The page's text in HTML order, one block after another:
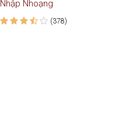
Nhập Nhoạng
(378)